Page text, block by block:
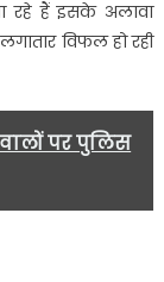
रहे हैं इसके अलावा
विफल हो रही
पर पुलिस